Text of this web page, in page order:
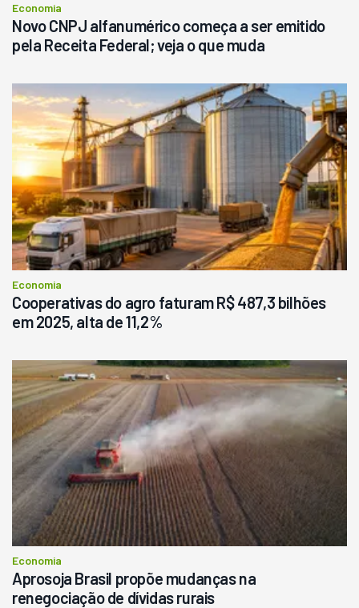
Economia
Novo CNPJ alfanumérico começa a ser emitido
pela Receita Federal; veja o que muda
Economia
Cooperativas do agro faturam R$ 487,3 bilhões
em 2025, alta de 11,2%
Economia
Aprosoja Brasil propõe mudanças na
renegociação de dívidas rurais